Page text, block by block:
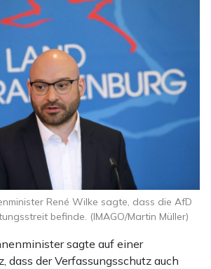
sagte auf einer
dass der Verfassungsschutz auch
René Wilke sagte, dass die AfD
befinde. (IMAGO/Martin Müller)